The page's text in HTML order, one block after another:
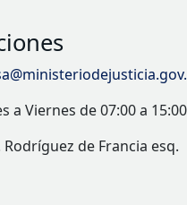
a Viernes de 07:00 a 15:00
Rodríguez de Francia esq.